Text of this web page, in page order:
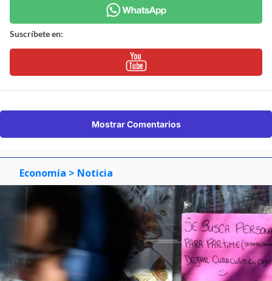
Suscríbete en:
Mostrar Comentarios
Economía > Noticia